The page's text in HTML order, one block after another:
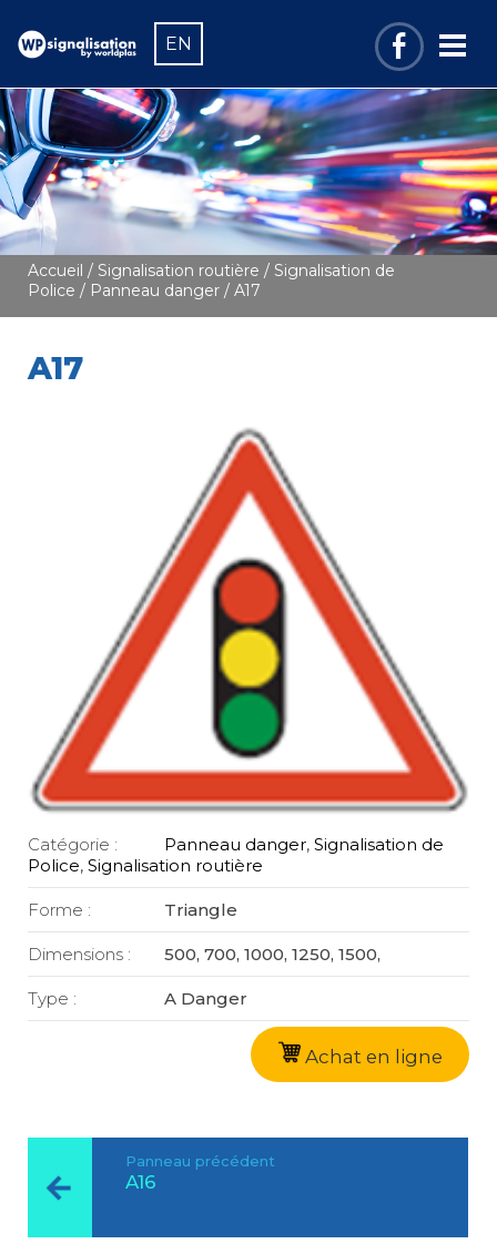
EN
Accueil / Signalisation routière / Signalisation de
Police / Panneau danger / A17
A17
Catégorie : Panneau danger,Signalisation de
Police, Signalisation routière
Forme : Triangle
Dimensions : 500, 700, 1000, 1250, 1500,
Type : A Danger
Achat en ligne
Panneau précédent
A16